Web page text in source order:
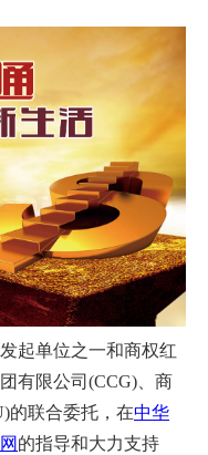
起单位之一和商权红
有限公司(CCG)、商
的联合委托，在中华
的指导和大力支持